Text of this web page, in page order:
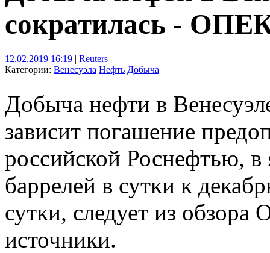
сократилась -
12.02.2019 16:19 | Reuters
Категории: Венесуэла Нефть Добыча
Добыча нефти в
зависит погашение
российской Роснефтью, в
баррелей в сутки к
сутки, следует из
источники.